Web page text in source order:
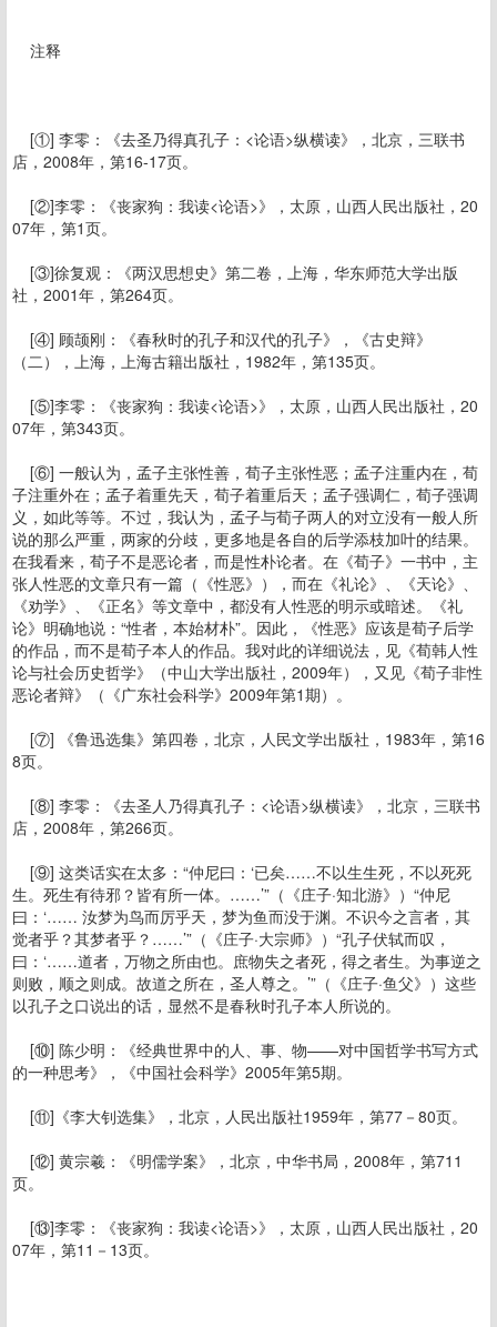
注释
[①] 李零：《去圣乃得真孔子：<论语>纵横读》，北京，三联书
店，2008年，第16-17页。
[②]李零：《丧家狗：我读<论语>》，太原，山西人民出版社，20
07年，第1页。
[③]徐复观：《两汉思想史》第二卷，上海，华东师范大学出版
社，2001年，第264页。
[④] 顾颉刚：《春秋时的孔子和汉代的孔子》，《古史辩》
（二），上海，上海古籍出版社，1982年，第135页。
[⑤]李零：《丧家狗：我读<论语>》，太原，山西人民出版社，20
07年，第343页。
[⑥] 一般认为，孟子主张性善，荀子主张性恶；孟子注重内在，荀
子注重外在；孟子着重先天，荀子着重后天；孟子强调仁，荀子强调
义，如此等等。不过，我认为，孟子与荀子两人的对立没有一般人所
说的那么严重，两家的分歧，更多地是各自的后学添枝加叶的结果。
在我看来，荀子不是恶论者，而是性朴论者。在《荀子》一书中，主
张人性恶的文章只有一篇（《性恶》），而在《礼论》、《天论》、
《劝学》、《正名》等文章中，都没有人性恶的明示或暗述。《礼
论》明确地说：“性者，本始材朴”。因此，《性恶》应该是荀子后学
的作品，而不是荀子本人的作品。我对此的详细说法，见《荀韩人性
论与社会历史哲学》（中山大学出版社，2009年），又见《荀子非性
恶论者辩》（《广东社会科学》2009年第1期）。
[⑦] 《鲁迅选集》第四卷，北京，人民文学出版社，1983年，第16
8页。
[⑧] 李零：《去圣人乃得真孔子：<论语>纵横读》，北京，三联书
店，2008年，第266页。
[⑨] 这类话实在太多：“仲尼曰：‘已矣……不以生生死，不以死死
生。死生有待邪？皆有所一体。……’”（《庄子·知北游》）“仲尼
曰：‘…… 汝梦为鸟而厉乎天，梦为鱼而没于渊。不识今之言者，其
觉者乎？其梦者乎？……’”（《庄子·大宗师》）“孔子伏轼而叹，
曰：‘……道者，万物之所由也。庶物失之者死，得之者生。为事逆之
则败，顺之则成。故道之所在，圣人尊之。’”（《庄子·鱼父》）这些
以孔子之口说出的话，显然不是春秋时孔子本人所说的。
[⑩] 陈少明：《经典世界中的人、事、物——对中国哲学书写方式
的一种思考》，《中国社会科学》2005年第5期。
[⑪]《李大钊选集》，北京，人民出版社1959年，第77－80页。
[⑫] 黄宗羲：《明儒学案》，北京，中华书局，2008年，第711
页。
[⑬]李零：《丧家狗：我读<论语>》，太原，山西人民出版社，20
07年，第11－13页。